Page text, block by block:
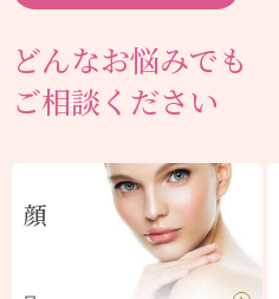
どんなお悩みでも
ご相談ください
顔